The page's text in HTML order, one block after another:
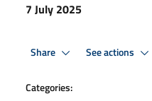
7 July 2025
Share See actions
Categories: